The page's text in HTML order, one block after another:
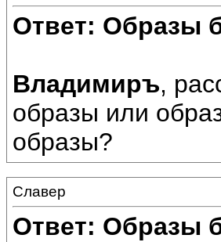
Ответ: Образы
Владимиръ,
образы или
образы?
Славер
Ответ: Образы